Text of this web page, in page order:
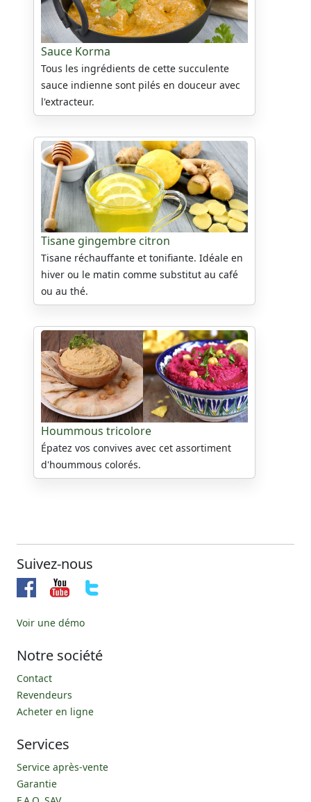
Sauce Korma
Tous les ingrédients de cette succulente
sauce indienne sont pilés en douceur avec
l'extracteur.
Tisane gingembre citron
Tisane réchauffante et tonifiante. Idéale en
hiver ou le matin comme substitut au café
ou au thé.
Hoummous tricolore
Épatez vos convives avec cet assortiment
d'hoummous colorés.
Suivez-nous
Voir une démo
Notre société
Contact
Revendeurs
Acheter en ligne
Services
Service après-vente
Garantie